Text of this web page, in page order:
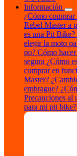
Información
¿Cómo comprar
Rebel Master a
es una Pit Bike?
elegir la moto
no? Cómo
segura ¿Cómo
comprar en
Master?
embrague?
Precauciones al
para mi pit bike?